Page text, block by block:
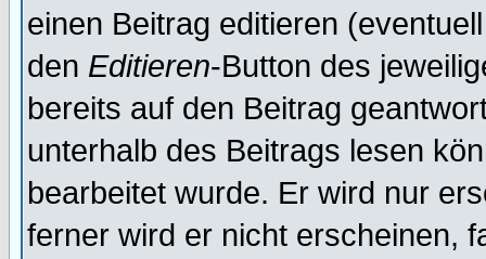
einen Beitrag editieren
den Editieren-Button des
bereits auf den Beitrag
unterhalb des Beitrags lesen
bearbeitet wurde. Er wird nur
ferner wird er nicht erscheinen,